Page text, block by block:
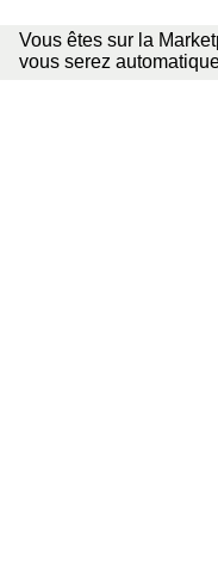
Vous êtes sur la
vous serez